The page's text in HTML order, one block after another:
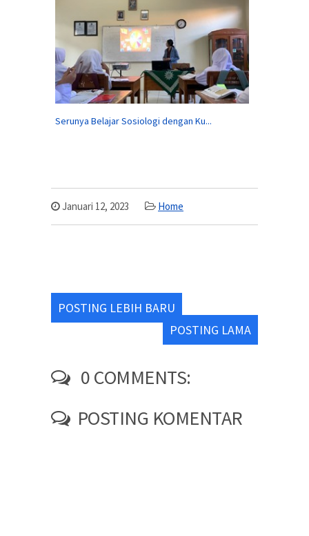
Serunya Belajar Sosiologi dengan Ku...
Januari 12, 2023 Home
POSTING LEBIH BARU
POSTING LAMA
0 COMMENTS:
POSTING KOMENTAR